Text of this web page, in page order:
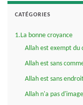
CATÉGORIES
1.La bonne croyance
Allah est exempt du
Allah est sans
Allah est sans
Allah n'a pas d'image